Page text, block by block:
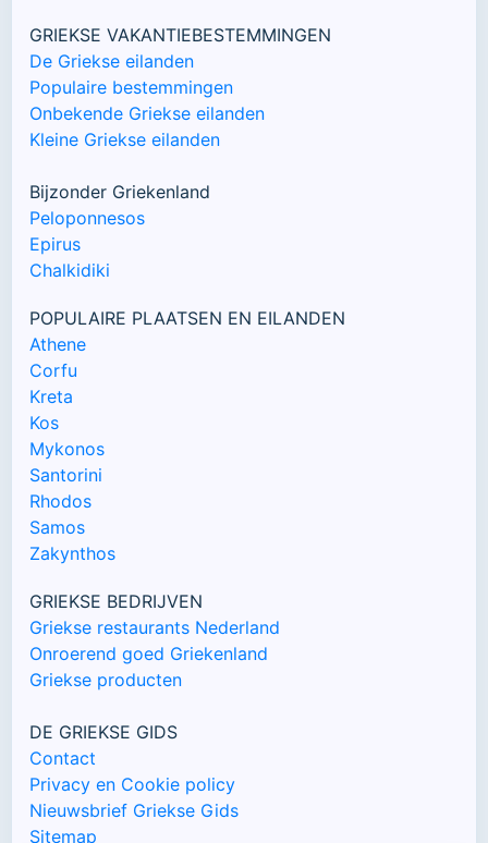
GRIEKSE VAKANTIEBESTEMMINGEN
De Griekse eilanden
Populaire bestemmingen
Onbekende Griekse eilanden
Kleine Griekse eilanden
Bijzonder Griekenland
Peloponnesos
Epirus
Chalkidiki
POPULAIRE PLAATSEN EN EILANDEN
Athene
Corfu
Kreta
Kos
Mykonos
Santorini
Rhodos
Samos
Zakynthos
GRIEKSE BEDRIJVEN
Griekse restaurants Nederland
Onroerend goed Griekenland
Griekse producten
DE GRIEKSE GIDS
Contact
Privacy en Cookie policy
Nieuwsbrief Griekse Gids
Sitemap